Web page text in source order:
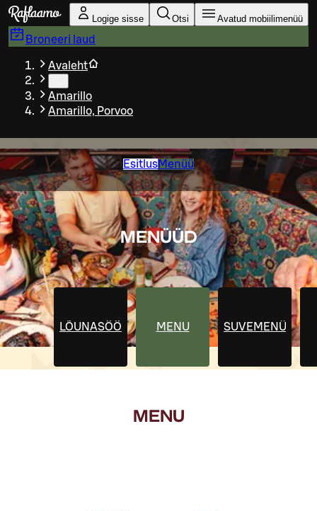
Liigu peamise sisu juurde
Logige sisse Otsi Avatud mobiilimenüü
Broneeri laud
Avaleht
Amarillo
Amarillo, Porvoo
EsitlusMenüü
MENÜÜD
LÕUNASÖÖK MENU SUVEMENÜÜ
MENU